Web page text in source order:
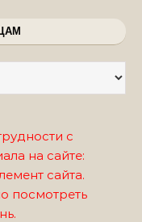
с
на сайте:
сайта.
посмотреть